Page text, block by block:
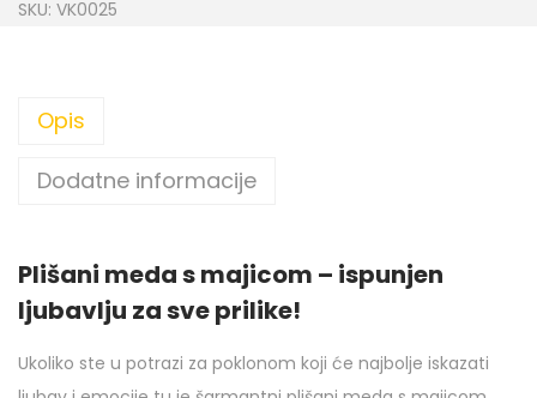
SKU: VK0025
Opis
Dodatne informacije
Plišani meda s majicom – ispunjen
ljubavlju za sve prilike!
Ukoliko ste u potrazi za poklonom koji će najbolje iskazati